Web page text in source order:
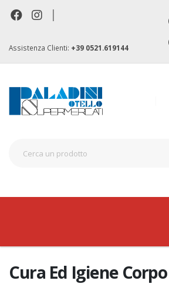
|
Assistenza Clienti: +39 0521.619144
Cura Ed Igiene Corpo